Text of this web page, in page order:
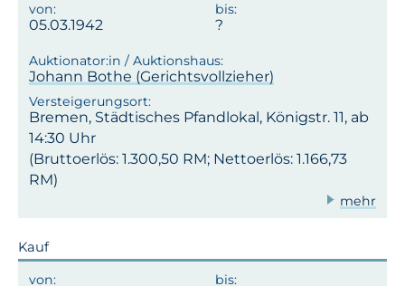
05.03.1942
Johann Bothe (Gerichtsvollzieher)
Bremen, Städtisches Pfandlokal, Königstr. 11, ab
14:30 Uhr
(Bruttoerlös: 1.300,50 RM; Nettoerlös: 1.166,73
RM)
mehr
Kauf